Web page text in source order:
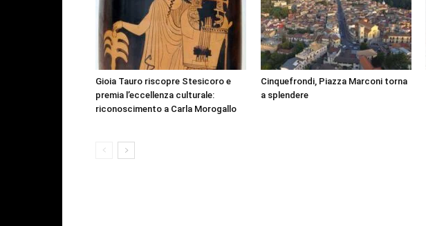
Gioia Tauro riscopre Stesicoro e
premia l’eccellenza culturale:
riconoscimento a Carla Morogallo
Cinquefrondi, Piazza Marconi torna
a splendere